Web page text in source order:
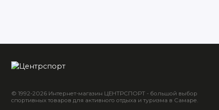
© 1992-2026 Интернет-магазин ЦЕНТРСПОРТ - большой выбор
спортивных товаров для активного отдыха и туризма в Самаре.